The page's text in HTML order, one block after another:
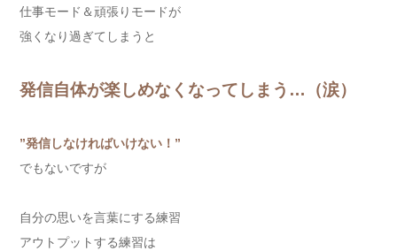
仕事モード＆頑張りモードが
強くなり過ぎてしまうと
発信自体が楽しめなくなってしまう…（涙）
”発信しなければいけない！”
でもないですが
自分の思いを言葉にする練習
アウトプットする練習は